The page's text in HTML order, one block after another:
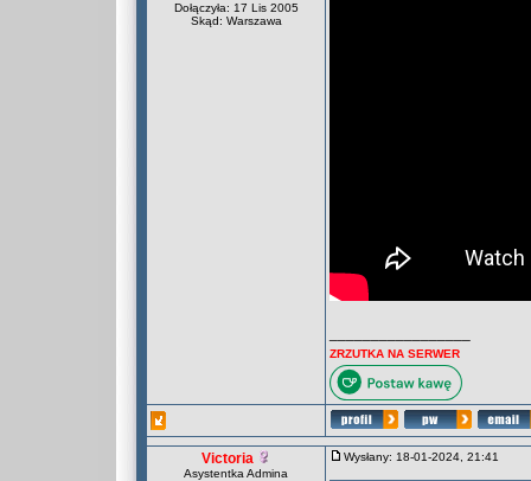
Dołączyła: 17 Lis 2005
Skąd: Warszawa
ZRZUTKA NA SERWER
Victoria
Asystentka Admina
Wysłany: 18-01-2024, 21:41